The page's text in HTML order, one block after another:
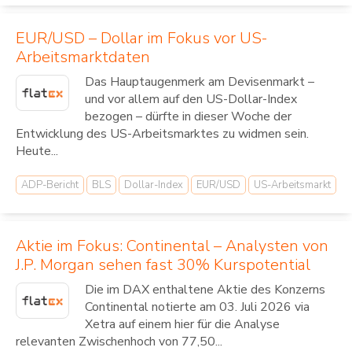
EUR/USD – Dollar im Fokus vor US-
Arbeitsmarktdaten
Das Hauptaugenmerk am Devisenmarkt –
und vor allem auf den US-Dollar-Index
bezogen – dürfte in dieser Woche der
Entwicklung des US-Arbeitsmarktes zu widmen sein.
Heute...
ADP-Bericht BLS Dollar-Index EUR/USD US-Arbeitsmarkt
Aktie im Fokus: Continental – Analysten von
J.P. Morgan sehen fast 30% Kurspotential
Die im DAX enthaltene Aktie des Konzerns
Continental notierte am 03. Juli 2026 via
Xetra auf einem hier für die Analyse
relevanten Zwischenhoch von 77,50...